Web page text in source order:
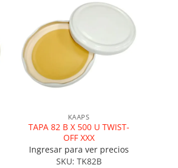
Añadir a la lista de deseos
KAAPS
TAPA 82 B X 500 U TWIST-
OFF XXX
Ingresar para ver precios
SKU: TK82B